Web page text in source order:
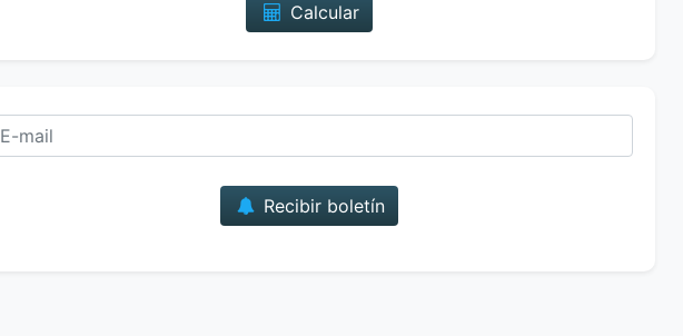
Calcular
Recibir boletín